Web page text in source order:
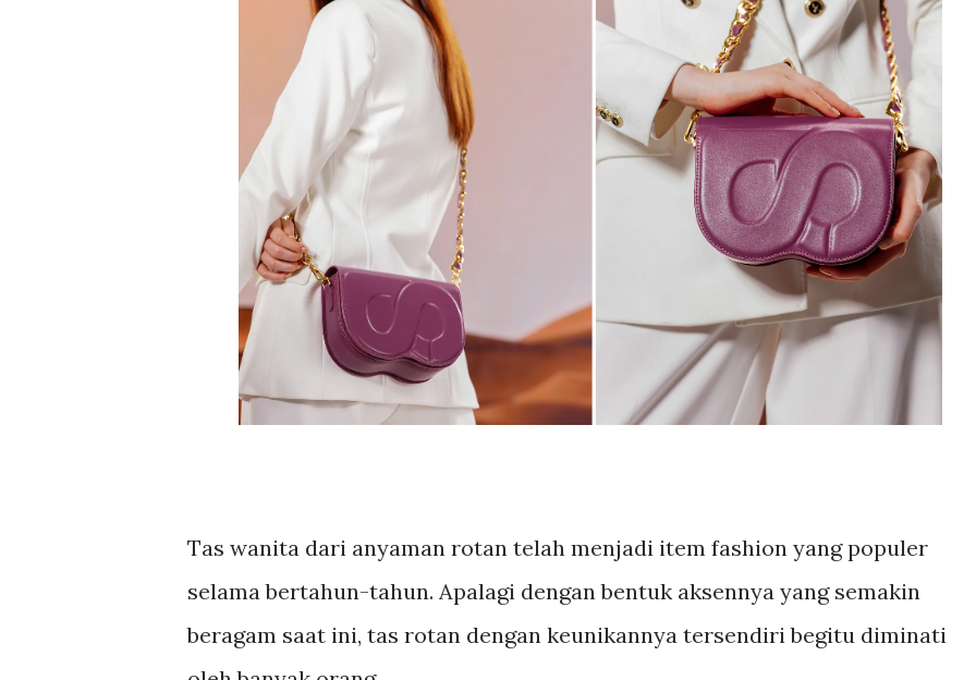
Tas wanita dari anyaman rotan telah menjadi item fashion yang populer
selama bertahun-tahun. Apalagi dengan bentuk aksennya yang semakin
beragam saat ini, tas rotan dengan keunikannya tersendiri begitu diminati